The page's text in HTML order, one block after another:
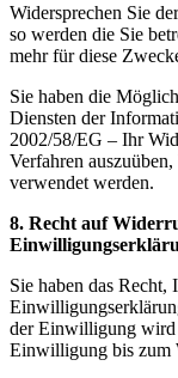
Widersprechen Sie
so werden die Sie
mehr für diese
Sie haben die
Diensten der
2002/58/EG – Ihr
Verfahren
verwendet werden.
8. Recht auf
Sie haben das Recht,
der Einwilligung wird
Einwilligung bis zum